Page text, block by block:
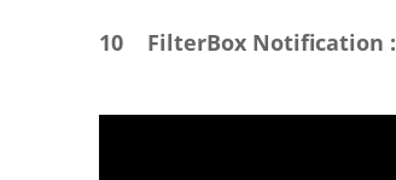
10
FilterBox Notification :